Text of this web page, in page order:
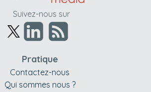
Suivez-nous sur
Pratique
Contactez-nous
Qui sommes nous ?